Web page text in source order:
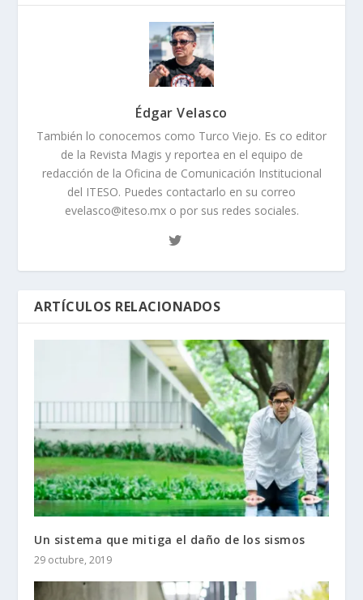
Édgar Velasco
También lo conocemos como Turco Viejo. Es co editor
de la Revista Magis y reportea en el equipo de
redacción de la Oficina de Comunicación Institucional
del ITESO. Puedes contactarlo en su correo
evelasco@iteso.mx o por sus redes sociales.
ARTÍCULOS RELACIONADOS
Un sistema que mitiga el daño de los sismos
29 octubre, 2019